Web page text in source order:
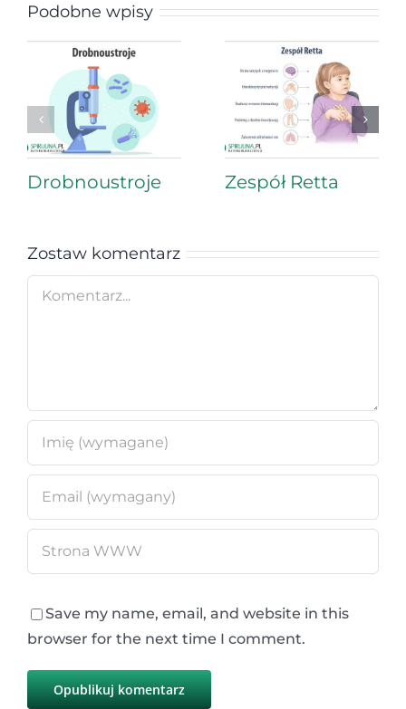
Podobne wpisy
Drobnoustroje Zespół Retta
Zostaw komentarz
Save my name, email, and website in this
browser for the next time I comment.